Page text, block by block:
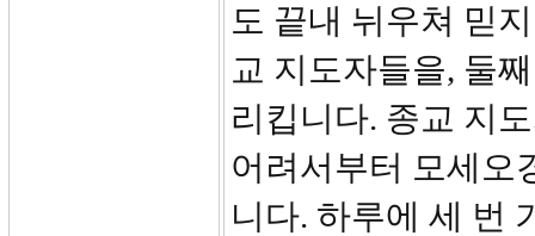
도 끝내 뉘우쳐 믿
교 지도자들을, 둘
리킵니다. 종교 지
어려서부터 모세오
니다. 하루에 세 번